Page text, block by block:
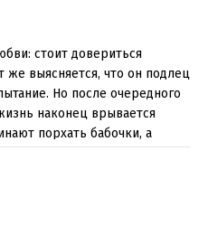
стоит довериться
же выясняется, что он подлец
Но после очередного
наконец врывается
порхать бабочки, а